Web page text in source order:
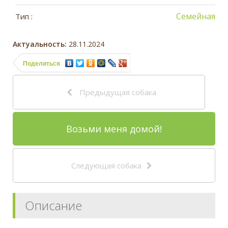
Тип : Семейная
Актуальность: 28.11.2024
Поделиться
Предыдущая собака
Возьми меня домой!
Следующая собака
Описание